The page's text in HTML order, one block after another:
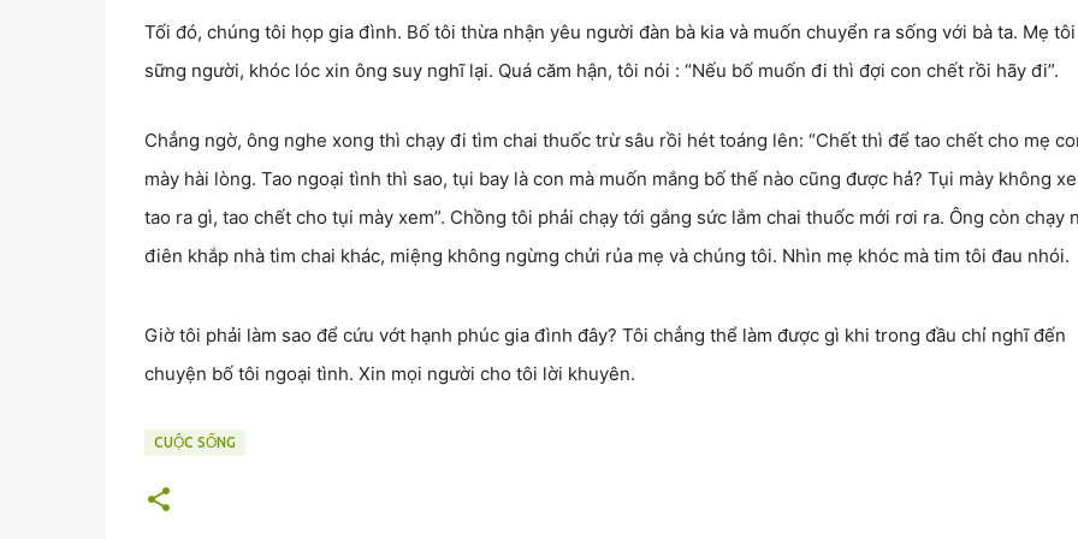
Tối đó, chúng tôi họp gia đình. Bố tôi thừa nhận yêu người đàn bà kia và muốn chuyển ra sống với bà ta. Mẹ tôi
sững người, khóc lóc xin ông suy nghĩ lại. Quá căm hận, tôi nói : “Nếu bố muốn đi thì đợi con chết rồi hãy đi”.
Chẳng ngờ, ông nghe xong thì chạy đi tìm chai thuốc trừ sâu rồi hét toáng lên: “Chết thì để tao chết cho mẹ
mày hài lòng. Tao ngoại tình thì sao, tụi bay là con mà muốn mắng bố thế nào cũng được hả? Tụi mày không
tao ra gì, tao chết cho tụi mày xem”. Chồng tôi phải chạy tới gắng sức lắm chai thuốc mới rơi ra. Ông còn chạy
điên khắp nhà tìm chai khác, miệng không ngừng chửi rủa mẹ và chúng tôi. Nhìn mẹ khóc mà tim tôi đau nhói.
Giờ tôi phải làm sao để cứu vớt hạnh phúc gia đình đây? Tôi chẳng thể làm được gì khi trong đầu chỉ nghĩ đến
chuyện bố tôi ngoại tình. Xin mọi người cho tôi lời khuyên.
CUỘC SỐNG